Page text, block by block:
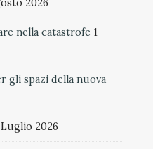
2026
nella catastrofe 1
gli spazi della nuova
2026